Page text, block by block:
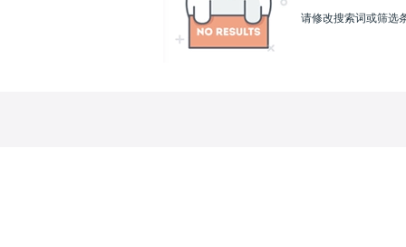
请修改搜索词或筛选